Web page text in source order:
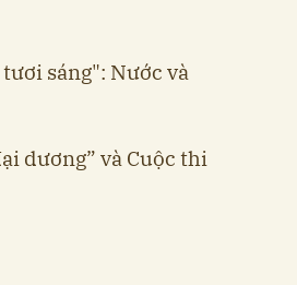
sáng": Nước và
dương” và Cuộc thi